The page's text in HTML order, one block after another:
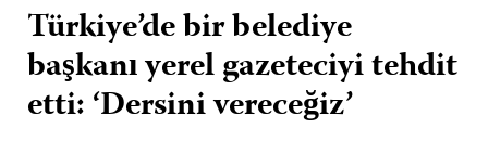
Türkiye’de bir belediye
başkanı yerel gazeteciyi tehdit
etti: ‘Dersini vereceğiz’